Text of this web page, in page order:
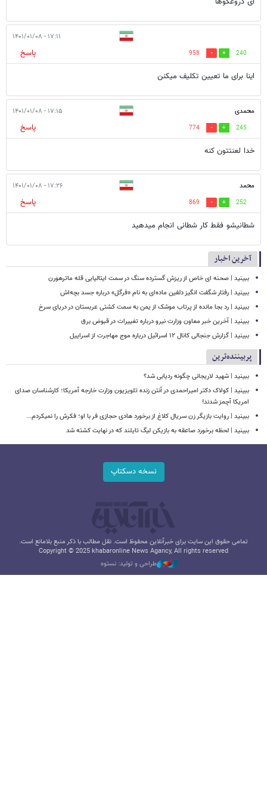
۱۷:۱۱ - ۱۴۰۱/۰۱/۰۸
240
958
پاسخ
اینا برای ما تعیین تکلیف میکنن
محمدی ۱۷:۱۵ - ۱۴۰۱/۰۱/۰۸
245
774
پاسخ
خدا لعنتتون کنه
محمد ۱۷:۲۶ - ۱۴۰۱/۰۱/۰۸
252
869
پاسخ
شطانیشو فقط کار شطانی انجام میدهید
آخرین اخبار
ببینید | صحنه ای خاص از ریزش گسترده سنگ در سمت ایتالیایی قله ماترهورن
ببینید | رفتار شگفت انگیز دلفین ماده‌ای به نام «فرگل» درباره جسد بچه‌اش
ببینید | رد بجا مانده از پرتاب موشک از یمن به سمت کشتی‌ عربستان در دریای سرخ
ببینید | آخرین خبر معاون وزارت نیرو درباره تغییرات در قبوض برق
ببینید | گزارش جنجالی کانال ۱۲ اسرائیل درباره موج مهاجرت از اسراییل
پربیننده‌ترین
ببینید | شهید لاریجانی چگونه ردیابی شد؟
ببینید | کولاک دکتر امیراحمدی در آنتن زنده تلویزیون وزارت خارجه آمریکا؛ کارشناسان صدای
امریکا آچمز شدند!
ببینید | روایت بازیگر زن سریال کلاغ از برخورد هادی حجازی فر با او؛ فکرش را نمیکردم...
ببینید | لحظه برخورد صاعقه به بازیکن لیگ تایلند که در نهایت کشته شد
نسخه دسکتاپ
تمامی حقوق این سایت برای خبرآنلاین محفوظ است. نقل مطالب با ذکر منبع بلامانع است.
Copyright © 2025 khabaronline News Agancy, All rights reserved
طراحی و تولید: نستوه